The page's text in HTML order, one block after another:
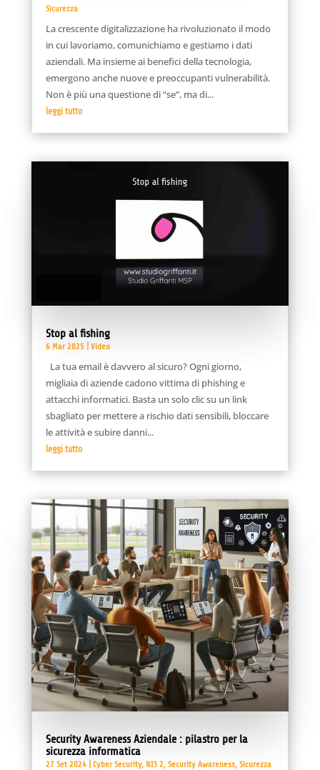
Sicurezza
La crescente digitalizzazione ha rivoluzionato il modo
in cui lavoriamo, comunichiamo e gestiamo i dati
aziendali. Ma insieme ai benefici della tecnologia,
emergono anche nuove e preoccupanti vulnerabilità.
Non è più una questione di “se”, ma di...
leggi tutto
Stop al fishing
6 Mar 2025 Video
La tua email è davvero al sicuro? Ogni giorno,
migliaia di aziende cadono vittima di phishing e
attacchi informatici. Basta un solo clic su un link
sbagliato per mettere a rischio dati sensibili, bloccare
le attività e subire danni...
leggi tutto
Security Awareness Aziendale : pilastro per la
sicurezza informatica
27 Set 2024| Cyber Security, NIS 2, Security Awareness, Sicurezza